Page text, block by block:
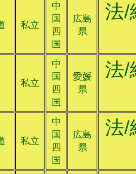
私立
中
国
四
国
広島
県
法/
私立
中
国
四
国
愛媛
県
法/
私立
中
国
四
国
広島
県
法/